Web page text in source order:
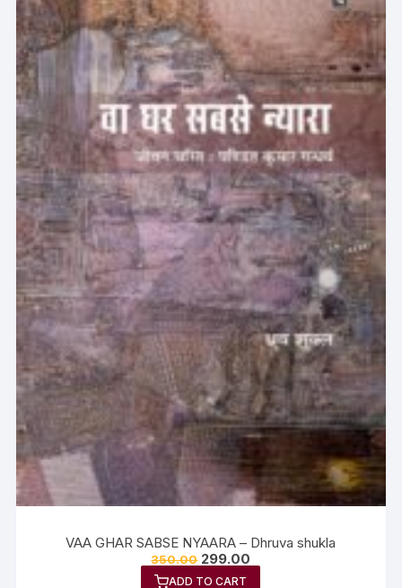
VAA GHAR SABSE NYAARA – Dhruva shukla
350.00 299.00
ADD TO CART